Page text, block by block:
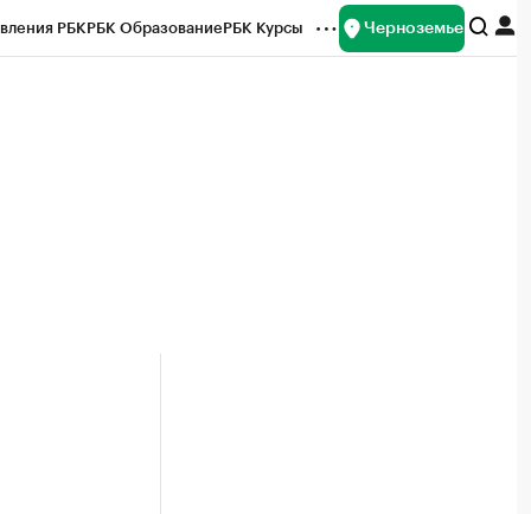
РБКРБК ОбразованиеРБК Курсы Черноземье